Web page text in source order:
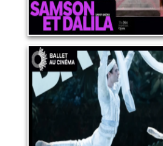
BALLET "LA
21 janvier 2027
LIRE PLUS